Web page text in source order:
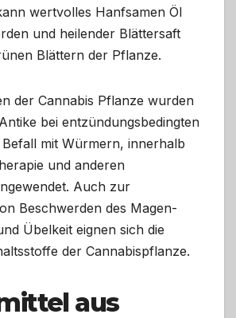
wertvolles Hanfsamen Öl
und heilender Blättersaft
Blättern der Pflanze.
der Cannabis Pflanze wurden
bei entzündungsbedingten
Befall mit Würmern, innerhalb
und anderen
Auch zur
Beschwerden des Magen-
Übelkeit eignen sich die
der Cannabispflanze.
aus